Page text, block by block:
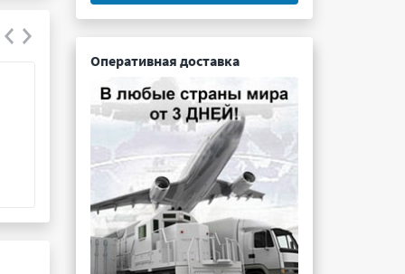
Подробнее ...
Оперативная доставка